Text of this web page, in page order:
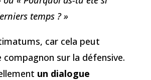
temps ? »
car cela peut
sur la défensive.
un dialogue